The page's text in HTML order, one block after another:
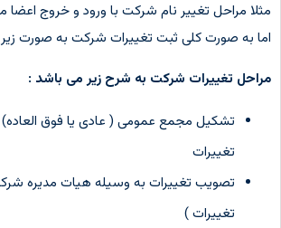
مثلا مراحل تغییر نام شرکت با ورود و خروج اعضا
اما به صورت کلی ثبت تغییرات شرکت به صورت
مراحل تغییرات شرکت به شرح زیر می باشد :
تشکیل مجمع عمومی ( عادی یا فوق
تغییرات
تصویب تغییرات به وسیله هیات مدیره
تغییرات )